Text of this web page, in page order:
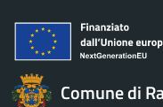
Comune di